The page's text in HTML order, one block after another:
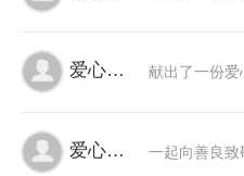
爱心网友 献出了一份爱
爱心网友 一起向善良致